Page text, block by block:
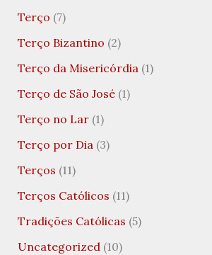
Terço (7)
Terço Bizantino (2)
Terço da Misericórdia(1)
Terço de São José(1)
Terço no Lar(1)
Terço por Dia(3)
Terços (11)
Terços Católicos (11)
Tradições Católicas (5)
Uncategorized(10)